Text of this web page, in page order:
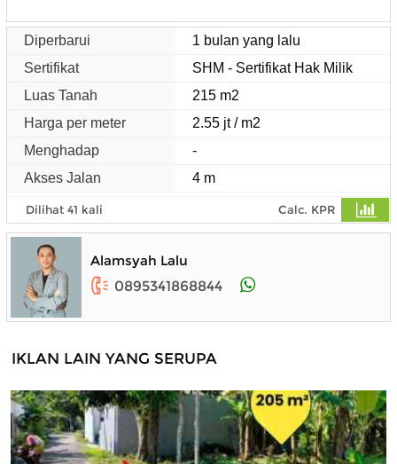
Diperbarui
1 bulan yang lalu
Sertifikat
SHM - Sertifikat Hak Milik
Luas Tanah
215 m2
Harga per meter
2.55 jt / m2
Menghadap
-
Akses Jalan
4 m
Dilihat 41 kali Calc. KPR
Alamsyah Lalu
0895341868844
IKLAN LAIN YANG SERUPA